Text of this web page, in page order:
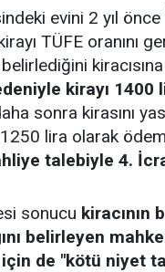
evini 2 yıl
TÜFE oranını
kirayı 1400
sonra kirasını
lira olarak
talebiyle 4.
sonucu kiracının
belirleyen
de "kötü niyet